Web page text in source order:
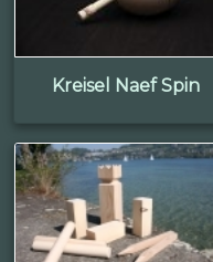
Kreisel Naef Spin